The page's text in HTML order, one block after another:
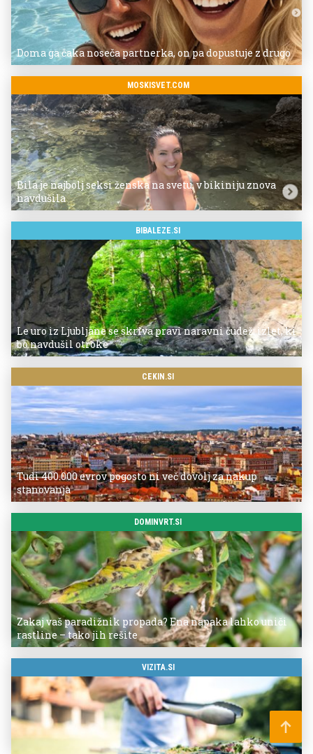
Doma ga čaka noseča partnerka, on pa dopustuje z drugo
MOSKISVET.COM
Bila je najbolj seksi ženska na svetu, v bikiniju znova
navdušila
BIBALEZE.SI
Le uro iz Ljubljane se skriva pravi naravni čudež: izlet, ki
bo navdušil otroke
CEKIN.SI
Tudi 400.000 evrov pogosto ni več dovolj za nakup
stanovanja
DOMINVRT.SI
Zakaj vaš paradižnik propada? Ena napaka lahko uniči
rastline – tako jih rešite
VIZITA.SI